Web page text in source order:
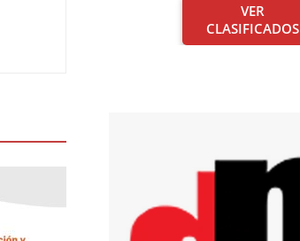
VER
CLASIFICADOS